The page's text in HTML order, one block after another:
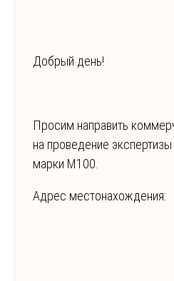
Добрый день!
Просим направить
на проведение
марки М100.
Адрес местонахождения: